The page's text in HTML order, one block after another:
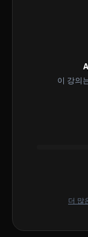
이 강의
더 많